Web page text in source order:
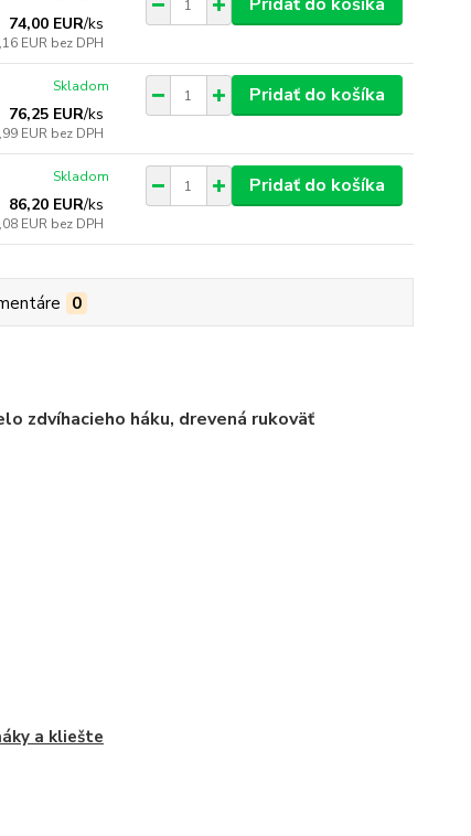
74,00 EUR/ks
EUR bez DPH
76,25 EUR/ks
EUR bez DPH
Skladom Pridať do košíka
86,20 EUR/ks
EUR bez DPH
Skladom Pridať do košíka
0
zdvíhacieho háku, drevená rukoväť
a kliešte